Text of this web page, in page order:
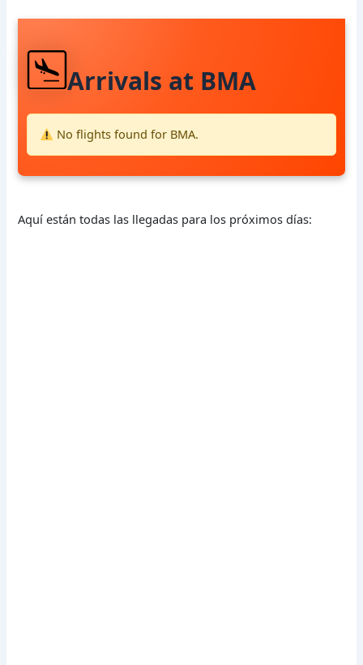
Arrivals at BMA
No flights found for BMA.
Aquí están todas las llegadas para los próximos días: